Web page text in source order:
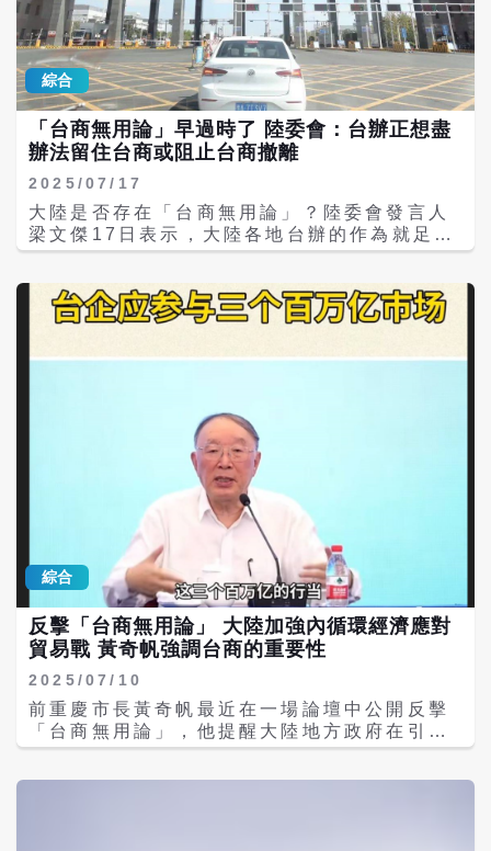
更加明顯，蘋果Logo則做成了鏡面效果。此
外，洩密文件中還包含了針對不同區域（如中
國版和美國版）測試不同容量電池的日誌。 從
這些洩露的照片來看，iPhone 18 Pro的重點
在於改進而非重新設計。科技媒體CNET分析
指出，由於近期全球記憶體（RAM）元件遭遇
行業性短缺和價格飆升，iPhone 18 Pro或許
仍無法全線配置更高規格的記憶體，這將會限
制部分高階AI功能的本地運行。 面對這場始料
未及的洩密風暴，蘋果在表示「擔憂」
（Concerned）的同時展開了調查。蘋果合規
與安全團隊已介入，聯合全球頂尖的協力廠商
進行全面審計。塔塔電子已在蘋果的要求下，
嚴格限制了內部員工對核心技術系統的存取權
密事件也為蘋果的供應鏈布局策略拉響警鐘。
廠，然而，在資訊安全防禦、保密合規文化建
設等軟實力方面，這些新的戰略基地依然存在
塔塔從其供應鏈中剔除，但是，本次事件已經
嚴重動搖了蘋果對於印度本土製造業IT防禦能
力的信心。 蘋果在印度的擴產計畫已進入全面
加速期，執行長庫克（Tim Cook）指出，未
來銷往美國市場的絕大部分iPhone原產地將
轉為印度。 蘋果計畫在2026年將印度的
iPhone年產量擴增至6000萬到8000萬支，
全球生產占比提升至26%至28%。 自iPhone
17系列開始，蘋果已規畫讓印度的5家工廠同
步參與所有4款機型的生產，包含高階的Pro與
Pro Max系列，實現與中國廠「零時差」出
貨；甚至在印度直接導入新機種（如iPhone
17e）的初期生產與組裝。 蘋果在印度的代工
星》肯定，對富士康所有女性同仁而言都是一
項鼓舞；公司也將持續推動女性領導力發展，
以成為世界級全方位公司的目標邁進；富士康
多年來能在全球各地持續保持競爭優勢，不僅
在於技術領先，更是仰賴多元的人才培育與發
展。 《財星》總編輯暨內容長Alyson
Shontell表示，邁入第29年的「全球最具影
響力商界女性」榜單中，近半數來自美國以
響力；這些女性領導在動盪與不確定的時代
中，正引領企業轉型，為充滿機會的未來做好
單中，科技與金融產業持續佔據主導地位，分
別有27位與26位上榜；楊秋瑾是今年入選的
16位新進榜成員之一；此外，隨著人工智慧快
運長以及集團子公司準時達國際供應鏈管理公
司董事長等職務，並於2025年成為富士康首位
女性輪值執行長，展現卓越的管理實力與領導
影響力；她亦曾於2025年入選《財星》「亞洲
最具影響力女性」（Most Powerful Women
Asia）榜單；今年Manufacturing Digital
評選她為「Top 10： Women in
Manufacturing」，2023年在WeQual
Awards中，也榮獲亞太區專業類年度最佳女
性高階主管榮譽。 《財星》「全球最具影響力
商界女性」榜單由編輯團隊綜合評選，評比標
準包括企業規模與營運表現（包含過去12個月
及三年財務數據）、個人影響力、創新能力、
職涯發展，以及對推動企業進步的貢獻。
綜合
「台商無用論」早過時了 陸委會：台辦正想盡
辦法留住台商或阻止台商撤離
2025/07/17
大陸是否存在「台商無用論」？陸委會發言人
梁文傑17日表示，大陸各地台辦的作為就足以
反駁這一論調，他們現在是想盡各種辦法來留
大陸占比持續下降，2010年是83.8%，2023
年是11.4%、2024年是7.5%、2025年第一
投資100元，有83元是投到中國，2024年只
情況下，梁文傑指出，大陸各地台辦不但想盡
辦法留住台商，甚至是想盡辦法阻止台商離
開，就算出去的台商也要逼回來。 彭博就報
導，富士康最近被逼從印度廠調回300多名中
國工程師，這是因為近期中國政府逐漸加強管
控技術外流，並要求相關單位限制對印度的技
術輸出，以維護中國製造的競爭力。 梁文傑指
出，在大陸政府管制高科技外流的考量下，大
陸工廠現在想出口部分設備到越南等國家，也
是越來越困難。 「中國要留住台商或是阻止台
商撤離，現在已經不是一種想法，而是化為具
體措施了，」梁文傑說。 梁文傑另指出，大陸
經濟目前出現結構性問題，房市不振、供應鏈
季，由於中美關稅戰暫停，廠商提早出貨，使
得出口表現短期內看起來挺不錯，但美國對中
半年。 而且，國際信評機構預測大陸今年經濟
綜合
反擊「台商無用論」 大陸加強內循環經濟應對
貿易戰 黃奇帆強調台商的重要性
2025/07/10
前重慶市長黃奇帆最近在一場論壇中公開反擊
「台商無用論」，他提醒大陸地方政府在引進
鏈頭企業（如蘋果、高通）時，必須同時重視